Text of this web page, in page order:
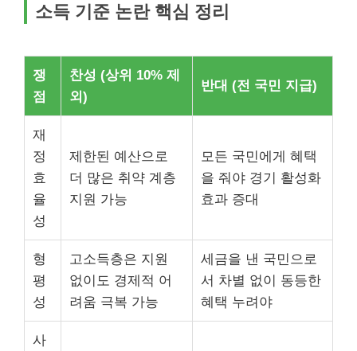
소득 기준 논란 핵심 정리
쟁
점
찬성 (상위 10% 제
외)
반대 (전 국민 지급)
재
정
효
율
성
제한된 예산으로
더 많은 취약 계층
지원 가능
모든 국민에게 혜택
을 줘야 경기 활성화
효과 증대
형
평
성
고소득층은 지원
없이도 경제적 어
려움 극복 가능
세금을 낸 국민으로
서 차별 없이 동등한
혜택 누려야
사